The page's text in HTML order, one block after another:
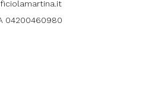
04200460980